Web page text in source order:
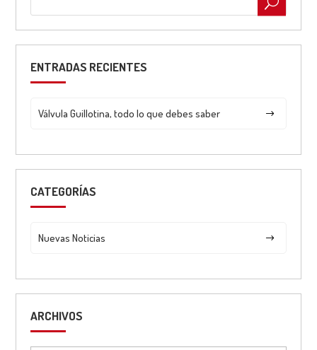
ENTRADAS RECIENTES
Válvula Guillotina, todo lo que debes saber
CATEGORÍAS
Nuevas Noticias
ARCHIVOS